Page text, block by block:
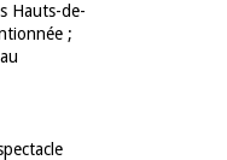
Hauts-de-
;